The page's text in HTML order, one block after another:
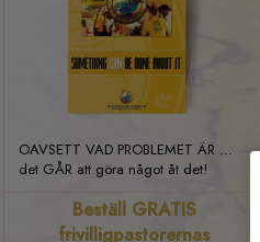
OAVSETT VAD PROBLEMET ÄR ...
det GÅR att göra något åt det!
Beställ GRATIS
frivilligpastorernas